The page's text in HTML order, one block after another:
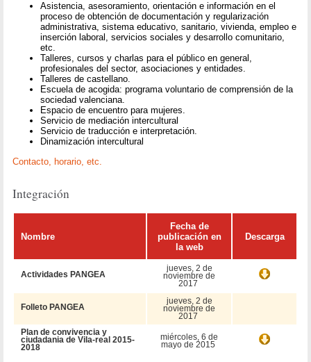
Asistencia, asesoramiento, orientación e información en el
proceso de obtención de documentación y regularización
administrativa, sistema educativo, sanitario, vivienda, empleo e
inserción laboral, servicios sociales y desarrollo comunitario,
etc.
Talleres, cursos y charlas para el público en general,
profesionales del sector, asociaciones y entidades.
Talleres de castellano.
Escuela de acogida: programa voluntario de comprensión de la
sociedad valenciana.
Espacio de encuentro para mujeres.
Servicio de mediación intercultural
Servicio de traducción e interpretación.
Dinamización intercultural
Contacto, horario, etc.
Integración
Nombre
Fecha de
publicación en
la web
Descarga
Actividades PANGEA
jueves, 2 de
noviembre de
2017
Folleto PANGEA
jueves, 2 de
noviembre de
2017
Plan de convivencia y
ciudadania de Vila-real 2015-
2018
miércoles, 6 de
mayo de 2015